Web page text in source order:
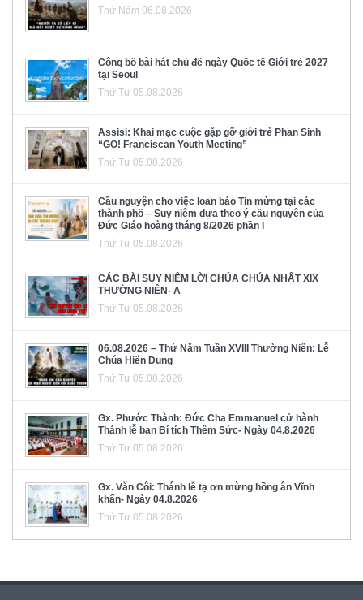
Thứ Năm 06.08.2026
Công bố bài hát chủ đề ngày Quốc tế Giới trẻ 2027
tại Seoul
Thứ Tư 05.08.2026
Assisi: Khai mạc cuộc gặp gỡ giới trẻ Phan Sinh
“GO! Franciscan Youth Meeting”
Thứ Tư 05.08.2026
Cầu nguyện cho việc loan báo Tin mừng tại các
thành phố – Suy niệm dựa theo ý cầu nguyện của
Đức Giáo hoàng tháng 8/2026 phần I
Thứ Tư 05.08.2026
CÁC BÀI SUY NIỆM LỜI CHÚA CHÚA NHẬT XIX
THƯỜNG NIÊN- A
Thứ Tư 05.08.2026
06.08.2026 – Thứ Năm Tuần XVIII Thường Niên: Lễ
Chúa Hiển Dung
Thứ Tư 05.08.2026
Gx. Phước Thành: Đức Cha Emmanuel cử hành
Thánh lễ ban Bí tích Thêm Sức- Ngày 04.8.2026
Thứ Tư 05.08.2026
Gx. Văn Côi: Thánh lễ tạ ơn mừng hồng ân Vĩnh
khấn- Ngày 04.8.2026
Thứ Tư 05.08.2026